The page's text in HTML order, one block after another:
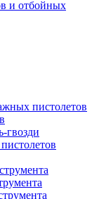
и отбойных
пистолетов
гвозди